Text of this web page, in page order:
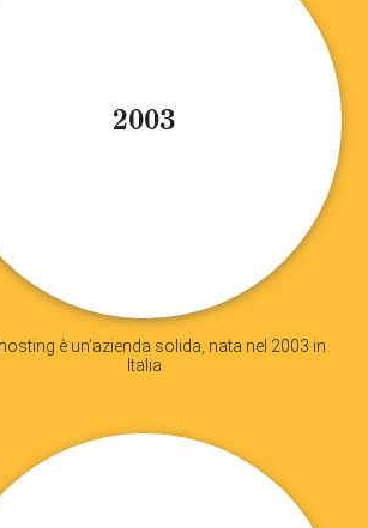
2003
è un’azienda solida, nata nel 2003 in
Italia